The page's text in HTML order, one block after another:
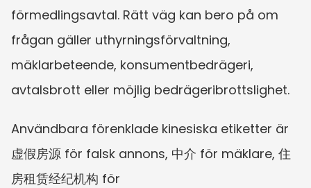
förmedlingsavtal. Rätt väg kan bero på om
frågan gäller uthyrningsförvaltning,
mäklarbeteende, konsumentbedrägeri,
avtalsbrott eller möjlig bedrägeribrottslighet.
Användbara förenklade kinesiska etiketter är
虚假房源 för falsk annons, 中介 för mäklare, 住
房租赁经纪机构 för